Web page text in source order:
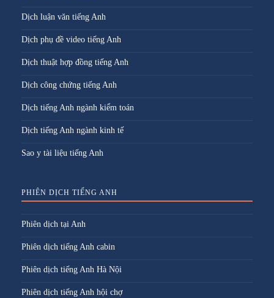
Dịch luận văn tiếng Anh
Dịch phụ đề video tiếng Anh
Dịch thuật hợp đồng tiếng Anh
Dịch công chứng tiếng Anh
Dịch tiếng Anh ngành kiểm toán
Dịch tiếng Anh ngành kinh tế
Sao y tài liệu tiếng Anh
PHIÊN DỊCH TIẾNG ANH
Phiên dịch tại Anh
Phiên dịch tiếng Anh cabin
Phiên dịch tiếng Anh Hà Nội
Phiên dịch tiếng Anh hội chợ